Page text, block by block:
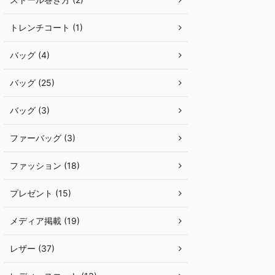
トレンチコート (1)
バッグ (4)
バッグ (25)
バッグ (3)
ファーバッグ (3)
ファッション (18)
プレゼント (15)
メディア掲載 (19)
レザー (37)